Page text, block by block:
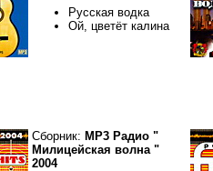
Русская водка
Ой, цветёт калина
Сборник: МР3 Радио "
Милицейская волна "
2004